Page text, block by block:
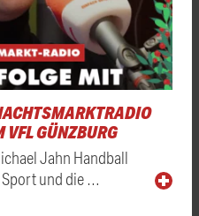
GÜNZBURG
Jahn Handball
Sport und die …